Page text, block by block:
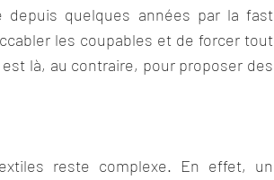
depuis quelques années par la fast
les coupables et de forcer tout
là, au contraire, pour proposer des
reste complexe. En effet, un